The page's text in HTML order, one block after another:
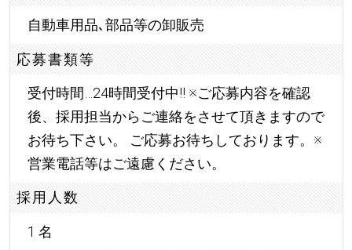
自動車用品､部品等の卸販売
応募書類等
受付時間…24時間受付中!! ※ご応募内容を確認
後、採用担当からご連絡をさせて頂きますので
お待ち下さい。 ご応募お待ちしております。※
営業電話等はご遠慮ください。
採用人数
1 名